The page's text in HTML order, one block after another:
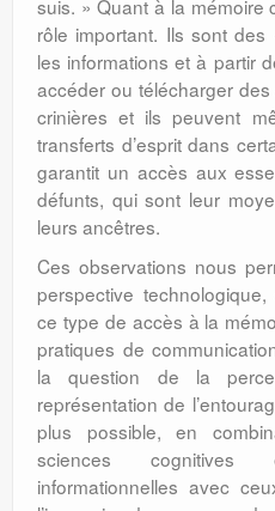
suis. » Quant à la mémoire
rôle important. Ils sont
les informations et à partir
accéder ou télécharger
crinières et ils peuvent
transferts d’esprit dans
garantit un accès aux
défunts, qui sont leur
leurs ancêtres.
Ces observations nous
perspective
ce type de accès à la
pratiques de
la question de la
représentation de
plus possible, en
sciences
informationnelles avec